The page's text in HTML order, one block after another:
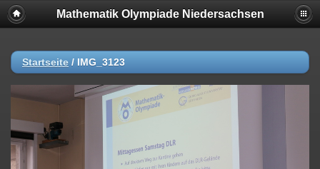
Mathematik Olympiade Niedersachsen
Startseite / IMG_3123